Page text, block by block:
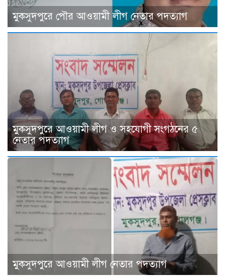
মুকসুদপুরে পৌর আওয়ামী লীগ নেতার পদত্যাগ
মুকসুদপুরে আওয়ামী লীগ ও সহযোগী সংগঠনের ৫
নেতার পদত্যাগ
মুকসুদপুরে আওয়ামী লীগ নেতার পদত্যাগ